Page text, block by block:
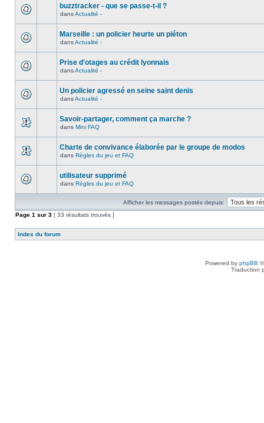
buzztracker - que se passe-t-il ?
dansActualité -
Marseille : un policier heurte un piéton
dansActualité -
Prise d'otages au crédit lyonnais
dansActualité -
Un policier agressé en seine saint denis
dansActualité -
Savoir-partager, comment ça marche ?
dans Mini FAQ
Charte de convivance élaborée par le groupe de modos
dans Règles du jeu et FAQ
utilisateur supprimé
dans Règles du jeu et FAQ
Afficher les messages postés depuis:
Page 1 sur 3 [ 33 résultats trouvés ]
Index du forum
Powered by phpBB
Traduction